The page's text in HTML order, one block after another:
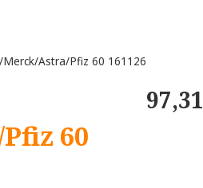
Astra/Pfiz 60 161126
60
97,31